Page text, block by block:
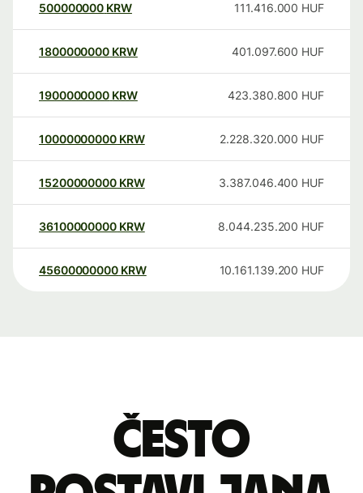
500000000 KRW 111.416.000 HUF
1800000000 KRW 401.097.600 HUF
1900000000 KRW 423.380.800 HUF
10000000000 KRW 2.228.320.000 HUF
15200000000 KRW 3.387.046.400 HUF
36100000000 KRW 8.044.235.200 HUF
45600000000 KRW 10.161.139.200 HUF
Često